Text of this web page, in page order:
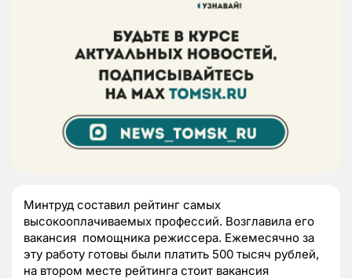
Минтруд составил рейтинг самых
высокооплачиваемых профессий. Возглавила его
вакансия помощника режиссера. Ежемесячно за
эту работу готовы были платить 500 тысяч рублей,
на втором месте рейтинга стоит вакансия